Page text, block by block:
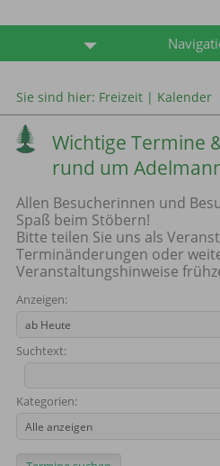
Sie sind hier: Freizeit| Kalender
Wichtige Termine
rund um
Allen Besucherinnen und
Spaß beim Stöbern!
Bitte teilen Sie uns als
Terminänderungen oder
Veranstaltungshinweise
Anzeigen:
Suchtext:
Kategorien: